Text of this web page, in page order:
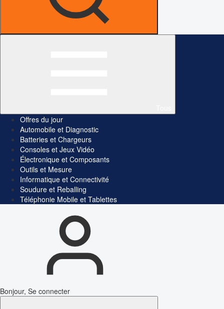
Offres du jour
Automobile et Diagnostic
Batteries et Chargeurs
Consoles et Jeux Vidéo
Électronique et Composants
Outils et Mesure
Informatique et Connectivité
Soudure et Reballing
Téléphonie Mobile et Tablettes
Bonjour, Se connecter